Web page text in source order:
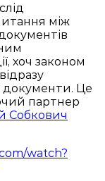
між
хоч законом
документи. Це
партнер
Собкович
watch?